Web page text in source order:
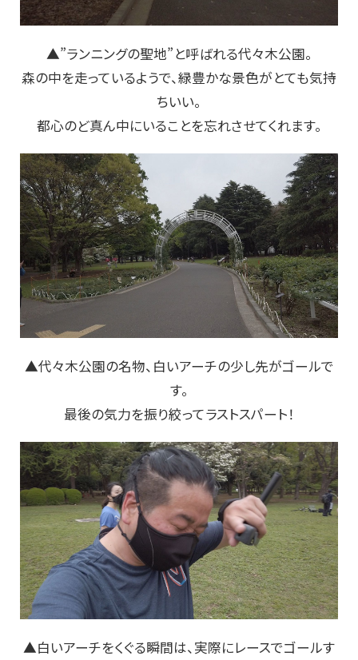
▲”ランニングの聖地”と呼ばれる代々木公園。
森の中を走っているようで、緑豊かな景色がとても気持
ちいい。
都心のど真ん中にいることを忘れさせてくれます。
▲代々木公園の名物、白いアーチの少し先がゴールで
す。
最後の気力を振り絞ってラストスパート！
▲白いアーチをくぐる瞬間は、実際にレースでゴールす